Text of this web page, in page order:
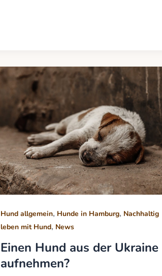
Hund allgemein, Hunde in Hamburg, Nachhaltig
leben mit Hund, News
Einen Hund aus der Ukraine
aufnehmen?